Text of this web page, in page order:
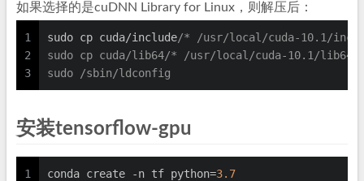
如果选择的是cuDNN Library for Linux，则解压后：
1
2
3
sudo cp cuda/include/* /usr/local/cuda-10.1/
sudo cp cuda/lib64/* /usr/local/cuda-10.1/lib64
sudo /sbin/ldconfig
安装tensorflow-gpu
1
conda create -n tf python=3.7